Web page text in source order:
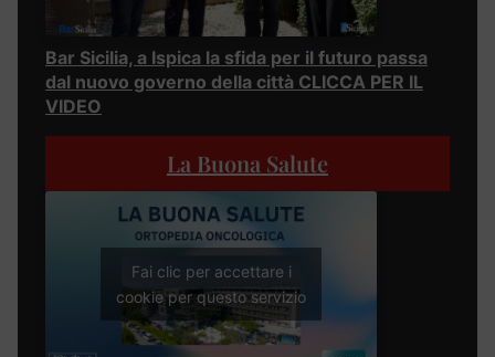
Bar Sicilia, a Ispica la sfida per il futuro passa
dal nuovo governo della città CLICCA PER IL
VIDEO
La Buona Salute
Fai clic per accettare i
cookie per questo servizio